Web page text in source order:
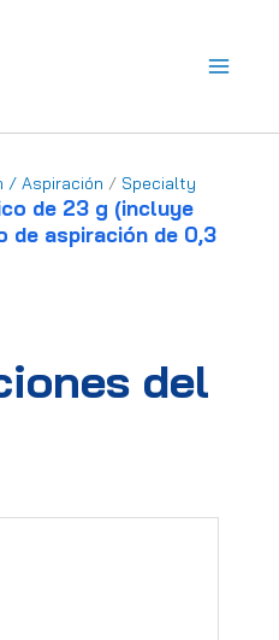
/ Aspiración / Specialty
de 23 g (incluye
de aspiración de 0,3
del